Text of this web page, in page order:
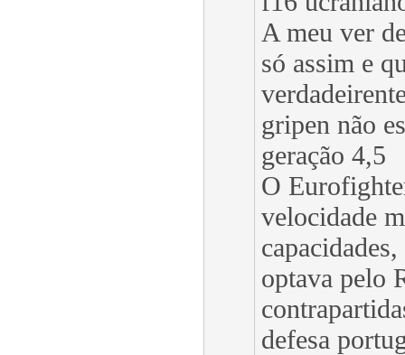
A meu ver
só assim e
gripen não
geração 4,5
O
velocidade
optava pelo
defesa